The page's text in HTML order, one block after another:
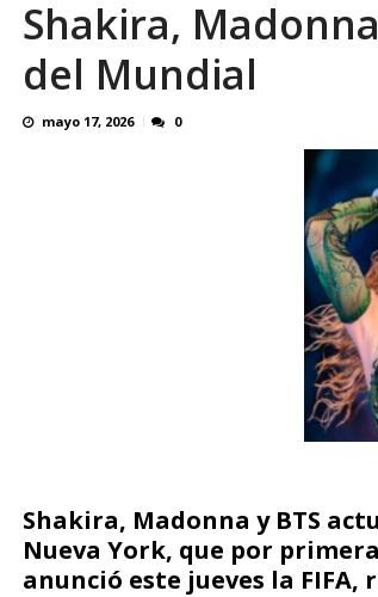
Familiares realizaron
Shakira,
del Mundial
mayo 17, 2026 0
Shakira, Madonna y BTS
Nueva York, que por
anunció este jueves la FIFA,